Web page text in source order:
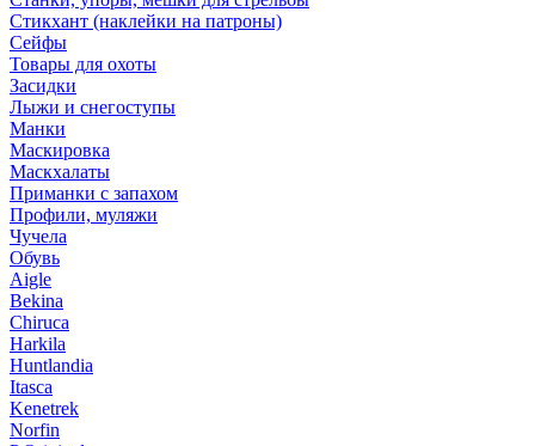
Стикхант (наклейки на патроны)
Сейфы
Товары для охоты
Засидки
Лыжи и снегоступы
Манки
Маскировка
Маскхалаты
Приманки с запахом
Профили, муляжи
Чучела
Обувь
Aigle
Bekina
Chiruсa
Harkila
Huntlandia
Itasca
Kenetrek
Norfin